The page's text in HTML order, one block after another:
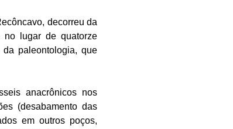
decorreu da
no lugar de quatorze
paleontologia, que
anacrônicos nos
(desabamento das
em outros poços,